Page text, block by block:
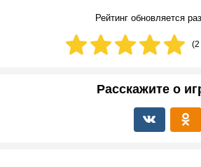
Рейтинг обновляется
(2
Расскажите о